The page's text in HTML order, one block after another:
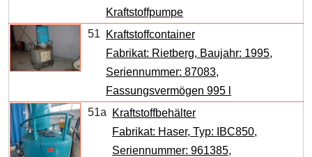
Kraftstoffpumpe
51
Kraftstoffcontainer
Fabrikat: Rietberg, Baujahr: 1995,
Seriennummer: 87083,
Fassungsvermögen 995 l
51a
Kraftstoffbehälter
Fabrikat: Haser, Typ: IBC850,
Seriennummer: 961385,